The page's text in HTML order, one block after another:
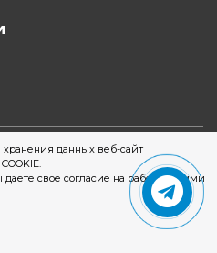
данных веб-сайт
свое согласие на работу с этими
"Покровский" - сеть
в Екатеринбурге